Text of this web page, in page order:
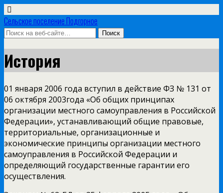
Сельское поселение Подгорное
История
01 января 2006 года вступил в действие ФЗ № 131 от
06 октября 2003года «Об общих принципах
организации местного самоуправления в Российской
Федерации», устанавливающий общие правовые,
территориальные, организационные и
экономические принципы организации местного
самоуправления в Российской Федерации и
определяющий государственные гарантии его
осуществления.